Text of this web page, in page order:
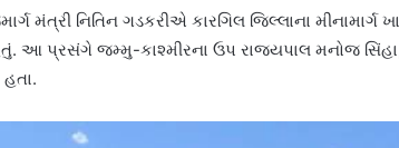
મંત્રી નિતિન ગડકરીએ કારગિલ જિલ્લાના
આ પ્રસંગે જમ્મુ-કાશ્મીરના ઉપ રાજ્યપાલ મનોજ